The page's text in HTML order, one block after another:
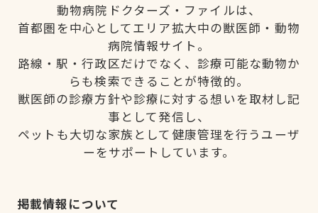
動物病院ドクターズ・ファイルは、
首都圏を中心としてエリア拡大中の獣医師・動物
病院情報サイト。
路線・駅・行政区だけでなく、診療可能な動物か
らも検索できることが特徴的。
獣医師の診療方針や診療に対する想いを取材し記
事として発信し、
ペットも大切な家族として健康管理を行うユーザ
ーをサポートしています。
掲載情報について